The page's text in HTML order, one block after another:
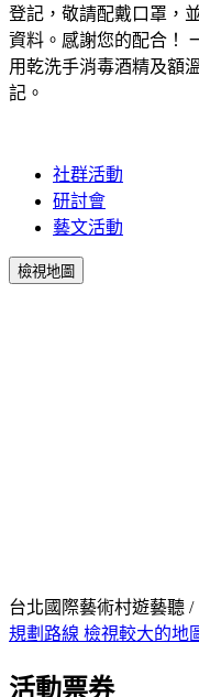
登記，敬請配戴口罩，
資料。感謝您的配合！
用乾洗手消毒酒精及額
記。
社群活動
研討會
藝文活動
檢視地圖
台北國際藝術村遊藝聽
規劃路線 檢視較大的地
活動票券